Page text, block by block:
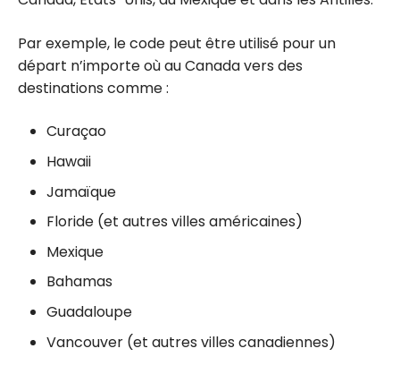
Par exemple, le code peut être utilisé pour un
départ n’importe où au Canada vers des
destinations comme :
Curaçao
Hawaii
Jamaïque
Floride (et autres villes américaines)
Mexique
Bahamas
Guadaloupe
Vancouver (et autres villes canadiennes)